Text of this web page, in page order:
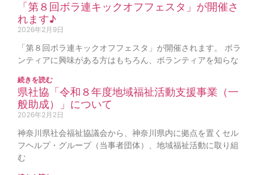
「第８回ボラ連キックオフフェスタ」が開催さ
れます♪
2026年2月9日
「第８回ボラ連キックオフフェスタ」が開催されます。 ボラ
ンティアに興味がある方はもちろん、ボランティアを知らな
続きを読む
県社協「令和８年度地域福祉活動支援事業（一
般助成）」について
2026年2月2日
神奈川県社会福祉協議会から、神奈川県内に拠点を置くセル
フヘルプ・グループ（当事者団体）、地域福祉活動に取り組
む